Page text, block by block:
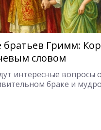
братьев Гримм:
словом
интересные вопросы о
браке и